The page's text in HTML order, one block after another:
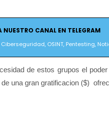
NUESTRO CANAL EN TELEGRAM
OSINT, Pentesting,
de estos grupos el
de una gran gratificacion ($)